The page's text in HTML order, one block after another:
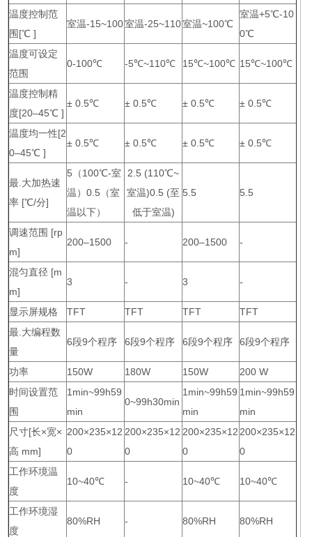
温度控制范
围[℃ ]
室温-15~100室温-25~110室温~100℃
室温+5℃-10
0℃
温度可设定
范围
0-100℃ -5℃~110℃ 15℃~100℃ 15℃~100℃
温度控制精
度[20–45℃ ]
± 0.5℃ ± 0.5℃ ± 0.5℃ ± 0.5℃
温度均一性[2
0–45℃ ]
± 0.5℃ ± 0.5℃ ± 0.5℃ ± 0.5℃
最.大加热速
率 [℃/分]
5（100℃-室
温）0.5（室
温以下）
2.5 (110℃~
室温)0.5 (至
低于室温)
5.5 5.5
调速范围 [rp
m]
200–1500 - 200–1500 -
混匀直径 [m
m]
3 - 3 -
显示屏规格 TFT TFT TFT
TFT
最.大编程数
量
6段9个程序 6段9个程序 6段9个程序 6段9个程序
功率 150W 180W 150W
200 W
时间设置范
围
1min~99h59
min
0~99h30min
1min~99h59
min
1min~99h59
min
尺寸[长×宽×
高 mm]
200×235×12
0
200×235×12
0
200×235×12
0
200×235×12
0
工作环境温
度
10~40℃ - 10~40℃ 10~40℃
工作环境湿
度
80%RH - 80%RH 80%RH